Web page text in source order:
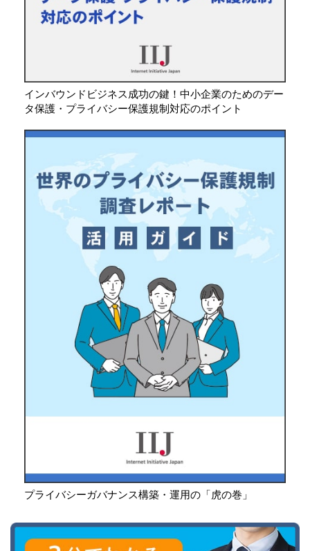
インバウンドビジネス成功の鍵！中小企業のためのデー
タ保護・プライバシー保護規制対応のポイント
プライバシーガバナンス構築・運用の「虎の巻」